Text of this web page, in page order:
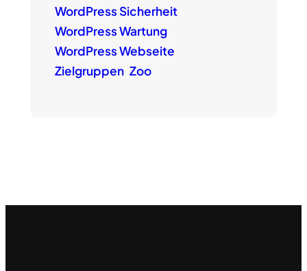
WordPress Sicherheit
WordPress Wartung
WordPress Webseite
Zielgruppen Zoo